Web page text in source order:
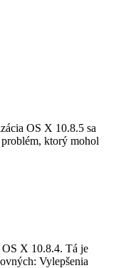
OS X 10.8.5 sa
ktorý mohol
X 10.8.4. Tá je
Vylepšenia